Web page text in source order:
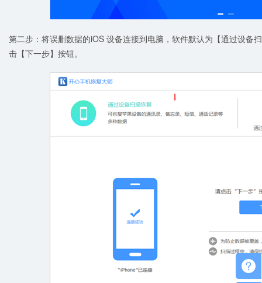
第二步：将误删数据的iOS 设备连接到电脑，软件默认为【通过设备
击【下一步】按钮。
